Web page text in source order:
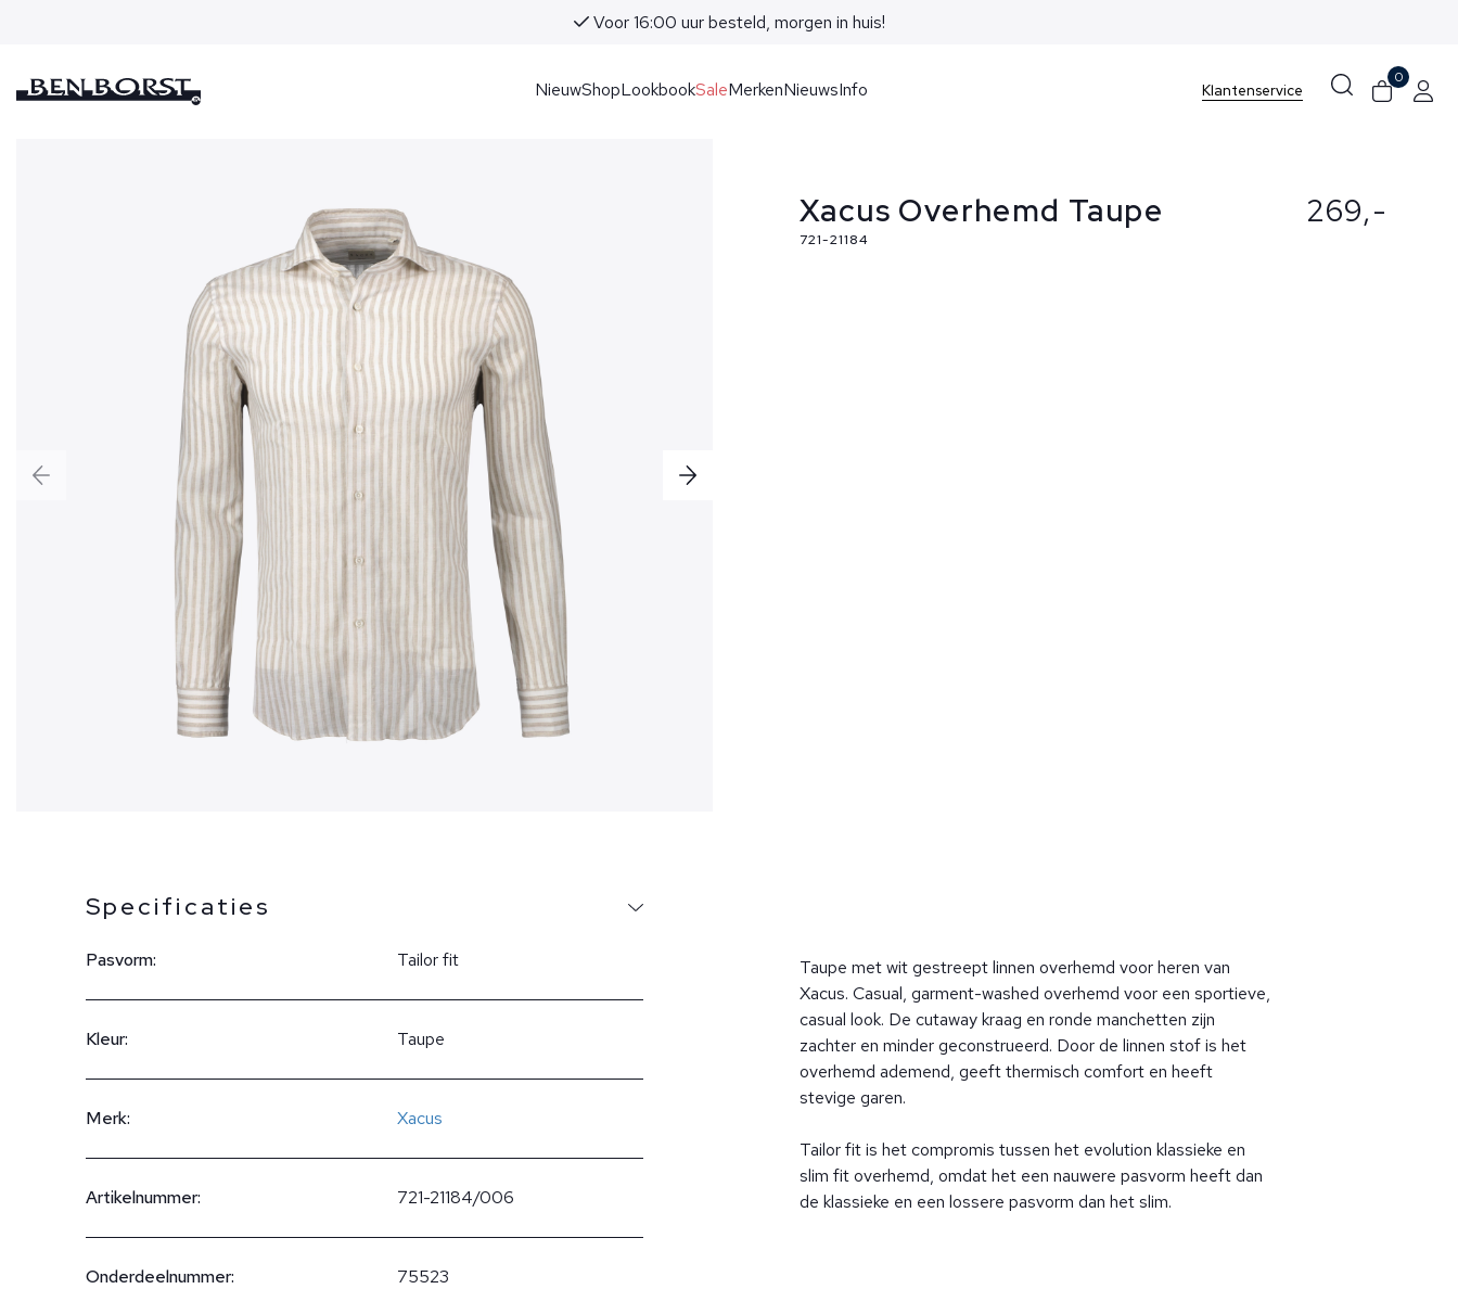
Voor 16:00 uur besteld, morgen in huis!
NieuwShopLookbookSaleMerkenNieuwsInfo Klantenservice
0
Specificaties
Pasvorm: Tailor fit
Kleur: Taupe
Merk: Xacus
Artikelnummer: 721-21184/006
Onderdeelnummer: 75523
Xacus Overhemd Taupe
721-21184
Taupe met wit gestreept linnen overhemd voor heren van
Xacus. Casual, garment-washed overhemd voor een sportieve,
casual look. De cutaway kraag en ronde manchetten zijn
zachter en minder geconstrueerd. Door de linnen stof is het
overhemd ademend, geeft thermisch comfort en heeft
stevige garen.
Tailor fit is het compromis tussen het evolution klassieke en
slim fit overhemd, omdat het een nauwere pasvorm heeft dan
de klassieke en een lossere pasvorm dan het slim.
269,-